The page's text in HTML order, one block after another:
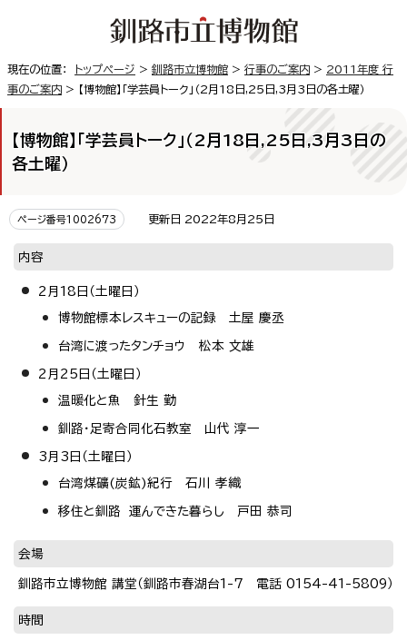
現在の位置： トップページ > 釧路市立博物館 > 行事のご案内 > 2011年度 行
事のご案内 > 【博物館】「学芸員トーク」（2月18日,25日,3月3日の各土曜）
【博物館】「学芸員トーク」（2月18日,25日,3月3日の
各土曜）
ページ番号1002673 更新日 2022年8月25日
内容
2月18日（土曜日）
博物館標本レスキューの記録 土屋 慶丞
台湾に渡ったタンチョウ 松本 文雄
2月25日（土曜日）
温暖化と魚 針生 勤
釧路・足寄合同化石教室 山代 淳一
3月3日（土曜日）
台湾煤礦(炭鉱)紀行 石川 孝織
移住と釧路 運んできた暮らし 戸田 恭司
会場
釧路市立博物館 講堂（釧路市春湖台1-7 電話 0154-41-5809）
時間